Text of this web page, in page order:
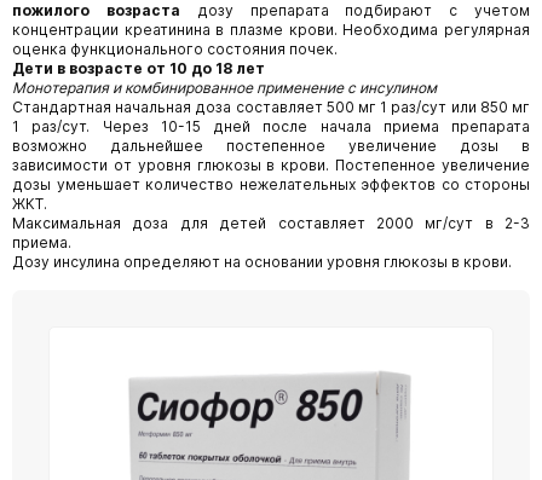
пожилого возраста дозу препарата подбирают с учетом
концентрации креатинина в плазме крови. Необходима регулярная
оценка функционального состояния почек.
Дети в возрасте от 10 до 18 лет
Монотерапия и комбинированное применение с инсулином
Стандартная начальная доза составляет 500 мг 1 раз/сут или 850 мг
1 раз/сут. Через 10-15 дней после начала приема препарата
возможно дальнейшее постепенное увеличение дозы в
зависимости от уровня глюкозы в крови. Постепенное увеличение
дозы уменьшает количество нежелательных эффектов со стороны
ЖКТ.
Максимальная доза для детей составляет 2000 мг/сут в 2-3
приема.
Дозу инсулина определяют на основании уровня глюкозы в крови.